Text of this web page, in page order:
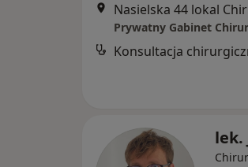
Prywatny Gabinet
Konsultacja
lek.